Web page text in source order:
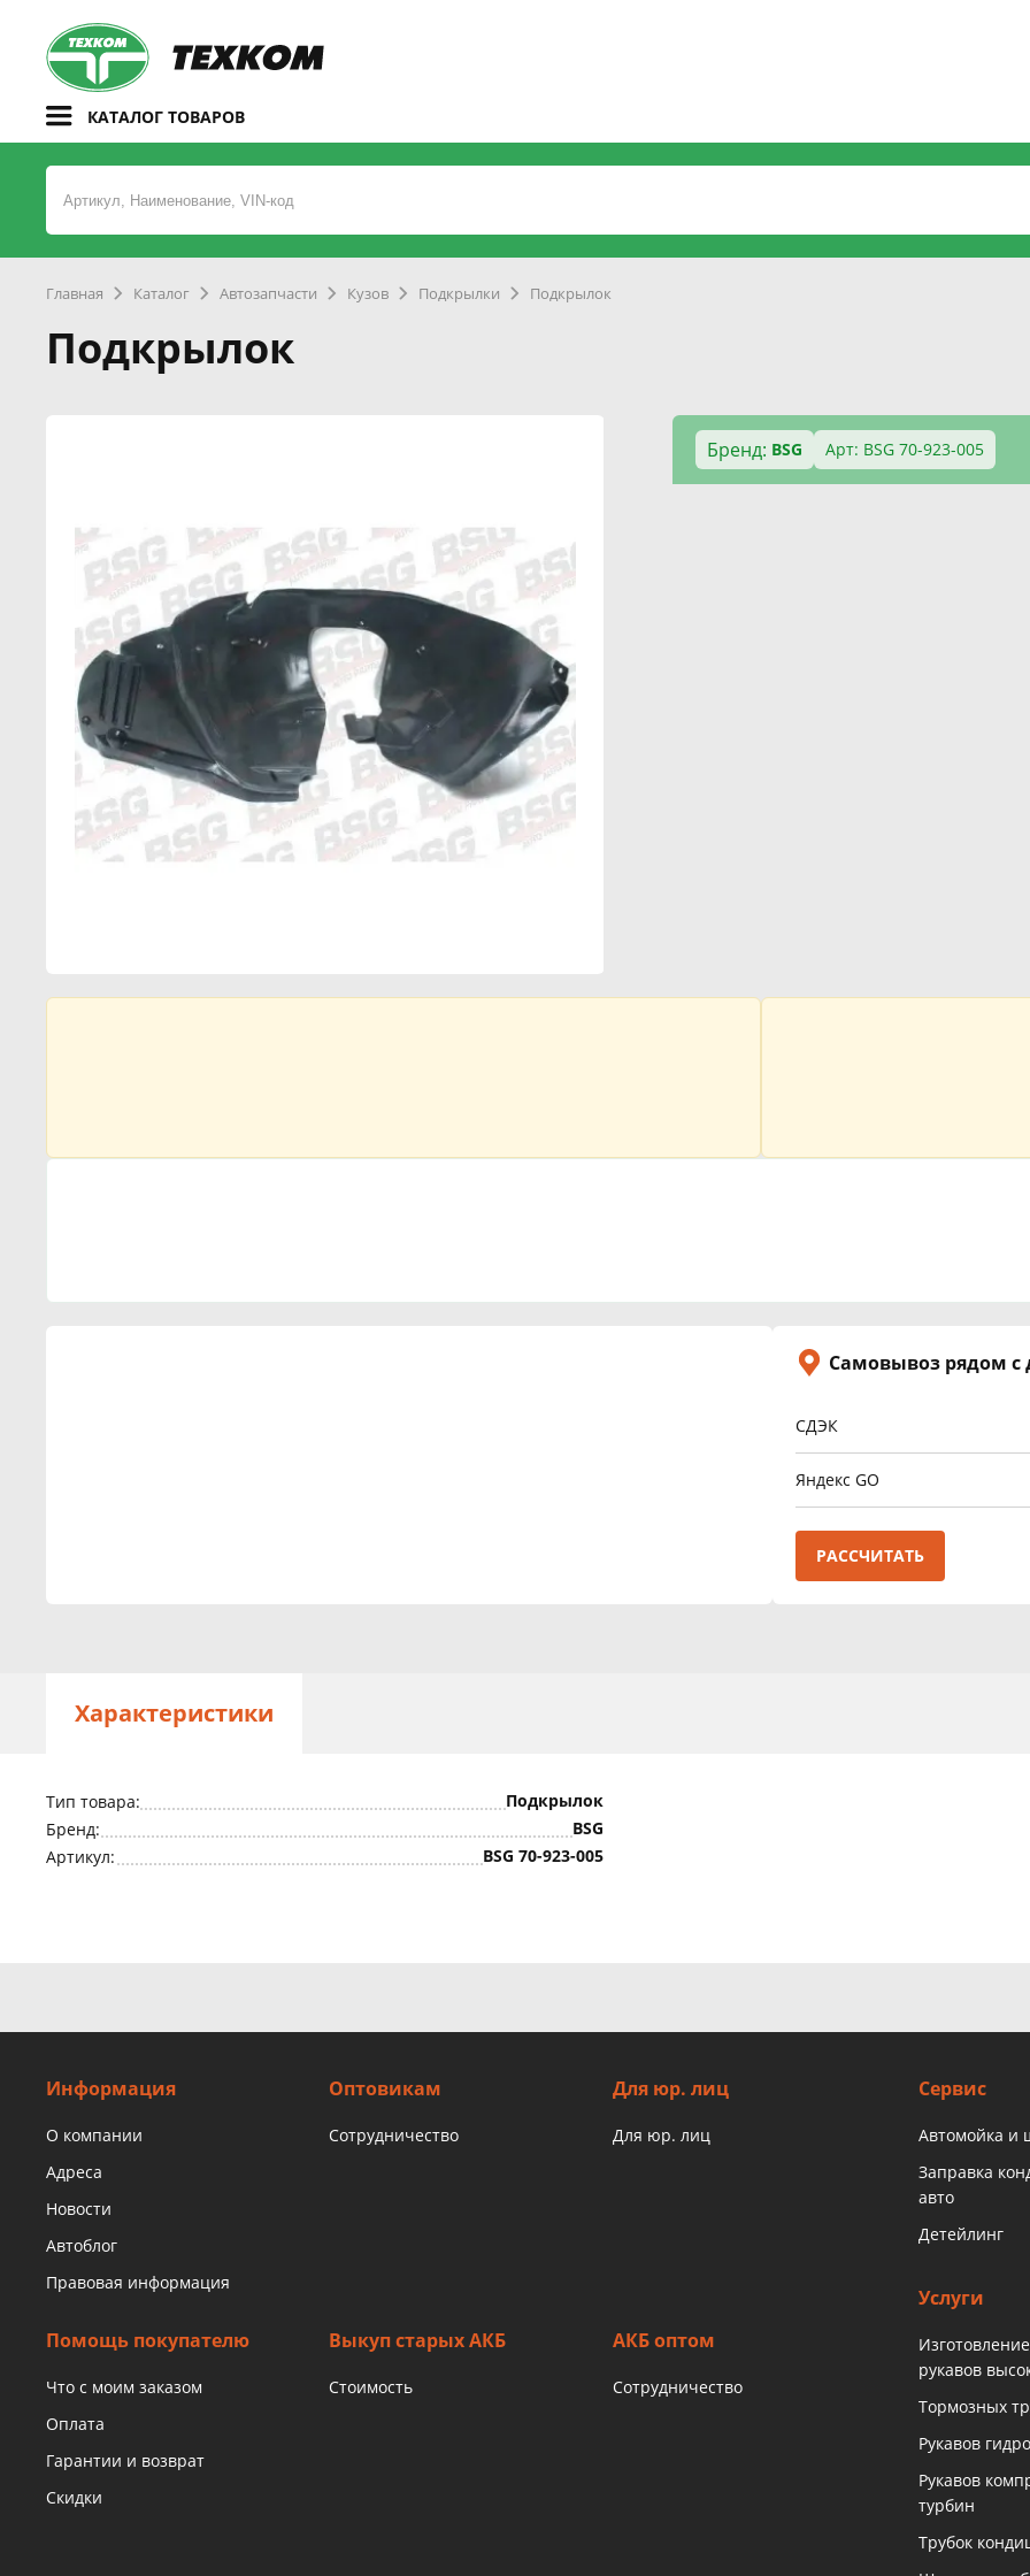
КАТАЛОГ ТОВАРОВ
Главная Каталог Автозапчасти Кузов Подкрылки Подкрылок
Подкрылок
Бренд: BSG Арт: BSG 70-923-005
Самовывоз рядом
СДЭК
Яндекс GO
РАССЧИТАТЬ
Характеристики
Тип товара:
Подкрылок
Бренд:
BSG
Артикул:
BSG 70-923-005
Информация
О компании
Адреса
Новости
Автоблог
Правовая информация
Оптовикам
Сотрудничество
Для юр. лиц
Для юр. лиц
Помощь покупателю
Что с моим заказом
Оплата
Гарантии и возврат
Скидки
Выкуп старых АКБ
Стоимость
АКБ оптом
Сотрудничество
Сервис
Автомойка и
Заправка
авто
Детейлинг
Услуги
рукавов
Тормозных
Рукавов
Рукавов
турбин
Трубок